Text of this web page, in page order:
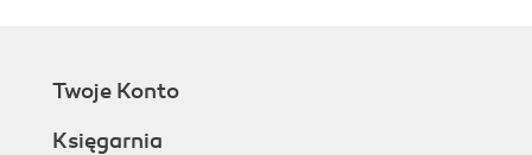
Twoje Konto
Księgarnia